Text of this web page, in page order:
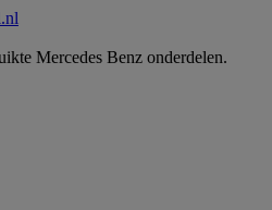
Mercedes Benz onderdelen.